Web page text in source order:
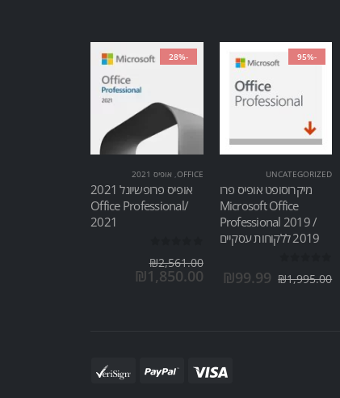
-95%
UNCATEGORIZED
מיקרוסופט אופיס פרו
Microsoft Office
Professional 2019 /
2019 ללקוחות עסקיים
₪1,995.00
₪99.99
-28%
OFFICE
, אופיס 2021
אופיס פרופשיונל 2021
/Office Professional
2021
₪2,561.00
₪1,850.00